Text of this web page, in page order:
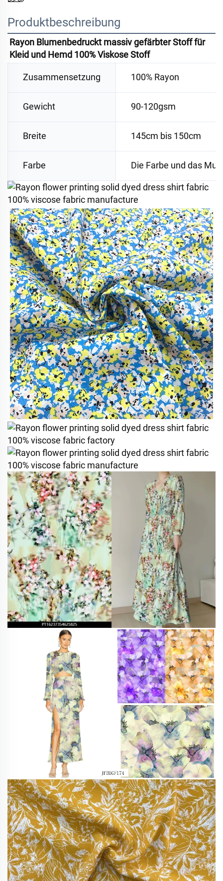
Produktbeschreibung
Rayon Blumenbedruckt massiv gefärbter Stoff für
Kleid und Hemd 100% Viskose Stoff
Zusammensetzung 100% Rayon
Gewicht 90-120gsm
Breite 145cm bis 150cm
Farbe Die Farbe und das